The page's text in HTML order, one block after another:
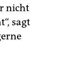
nicht
sagt